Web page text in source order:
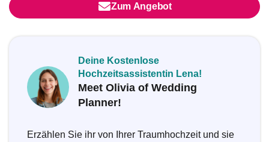
Zum Angebot
Deine Kostenlose
Hochzeitsassistentin Lena!
Meet Olivia of Wedding
Planner!
Erzählen Sie ihr von Ihrer Traumhochzeit und sie